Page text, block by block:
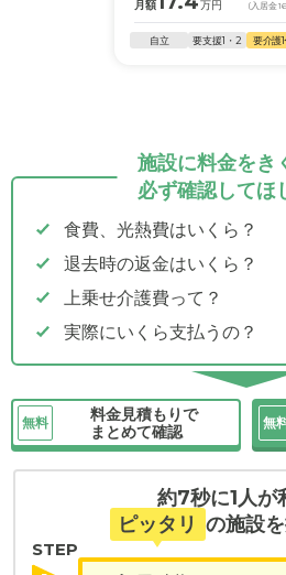
月額 万円 (入居金16
自立 要支援1・2 要介護
施設に料金をき
必ず確認してほ
食費、光熱費はいくら？
退去時の返金はいくら？
上乗せ介護費って？
実際にいくら支払うの？
無料
料金見積もりで
まとめて確認
無
約7秒に1人が
ピッタリ の施設
STEP